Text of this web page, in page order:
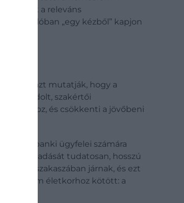
lefedik a releváns
valóban „egy kézből” kapjon
azt mutatják, hogy a
átgondolt, szakértői
és csökkenti a jövőbeni
privátbanki ügyfelei számára
továbbadását tudatosan, hosszú
szakaszában járnak, és ezt
nem életkorhoz kötött: a